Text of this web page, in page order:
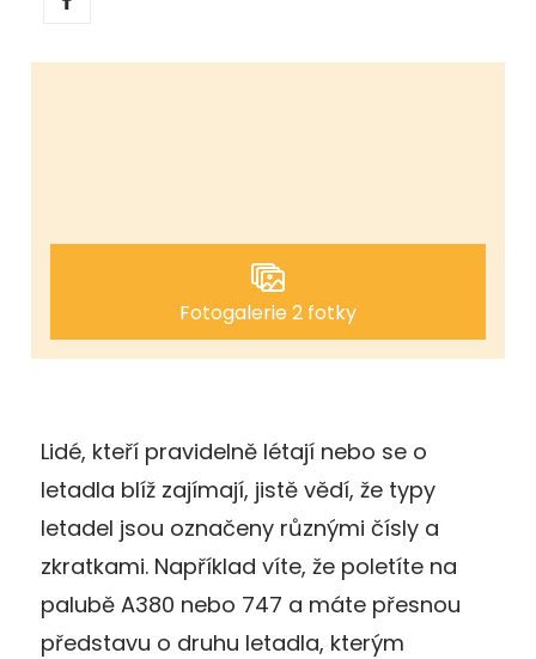
Fotogalerie 2 fotky
Lidé, kteří pravidelně létají nebo se o
letadla blíž zajímají, jistě vědí, že typy
letadel jsou označeny různými čísly a
zkratkami. Například víte, že poletíte na
palubě A380 nebo 747 a máte přesnou
představu o druhu letadla, kterým